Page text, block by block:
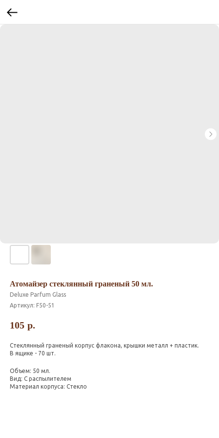
Атомайзер стеклянный граненый 50 мл.
Deluxe Parfum Glass
Артикул: F50-51
105 р.
Стеклянный граненый корпус флакона, крышки металл + пластик.
В ящике - 70 шт.
Объем: 50 мл.
Вид: С распылителем
Материал корпуса: Стекло